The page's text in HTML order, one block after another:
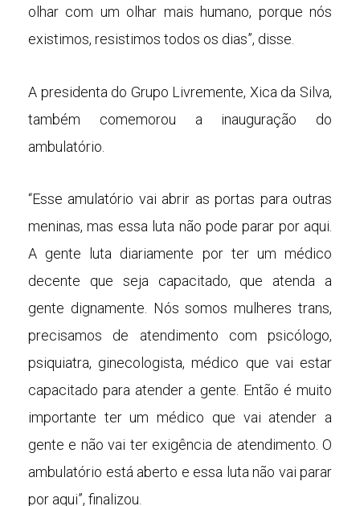
olhar com um olhar mais humano, porque nós
existimos, resistimos todos os dias”, disse.
A presidenta do Grupo Livremente, Xica da Silva,
também comemorou a inauguração do
ambulatório.
“Esse amulatório vai abrir as portas para outras
meninas, mas essa luta não pode parar por aqui.
A gente luta diariamente por ter um médico
decente que seja capacitado, que atenda a
gente dignamente. Nós somos mulheres trans,
precisamos de atendimento com psicólogo,
psiquiatra, ginecologista, médico que vai estar
capacitado para atender a gente. Então é muito
importante ter um médico que vai atender a
gente e não vai ter exigência de atendimento. O
ambulatório está aberto e essa luta não vai parar
por aqui”, finalizou.